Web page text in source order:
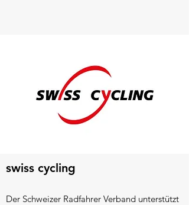
swiss cycling
Der Schweizer Radfahrer Verband unterstützt